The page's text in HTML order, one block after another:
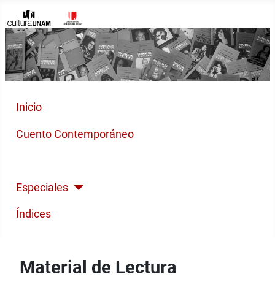
Inicio
Cuento Contemporáneo
Especiales
Índices
Material de Lectura